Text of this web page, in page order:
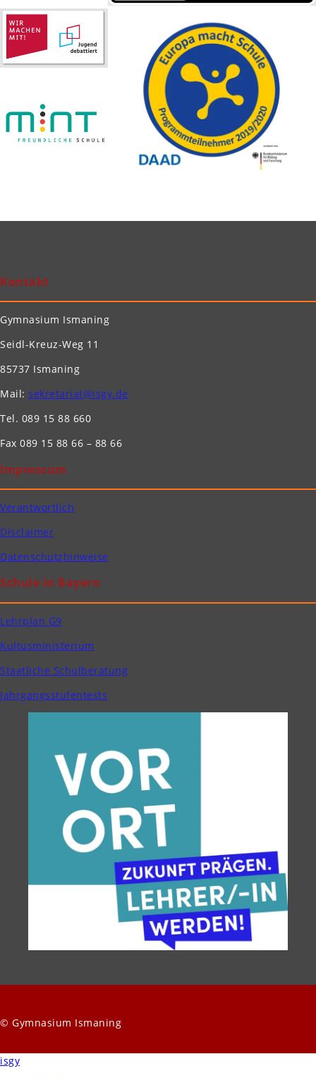
Kontakt
Gymnasium Ismaning
Seidl-Kreuz-Weg 11
85737 Ismaning
Mail: sekretariat@isgy.de
Tel. 089 15 88 660
Fax 089 15 88 66 – 88 66
Impressum
Verantwortlich
Disclaimer
Datenschutzhinweise
Schule in Bayern
Lehrplan G9
Kultusministerium
Staatliche Schulberatung
Jahrgangsstufentests
© Gymnasium Ismaning
isgy